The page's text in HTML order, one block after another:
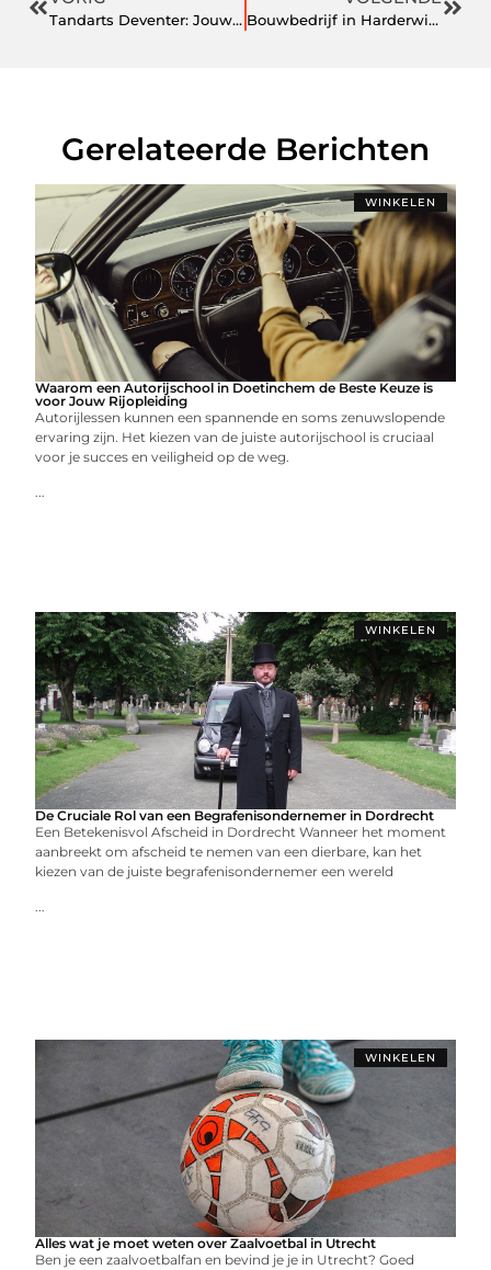
Tandarts Deventer: Jouw Sleutel tot Gezonde en Stralende Tanden Bouwbedrijf in Harderwijk: Van vakmanschap tot gemeenschap
Gerelateerde Berichten
WINKELEN
Waarom een Autorijschool in Doetinchem de Beste Keuze is
voor Jouw Rijopleiding
Autorijlessen kunnen een spannende en soms zenuwslopende
ervaring zijn. Het kiezen van de juiste autorijschool is cruciaal
voor je succes en veiligheid op de weg.
...
WINKELEN
De Cruciale Rol van een Begrafenisondernemer in Dordrecht
Een Betekenisvol Afscheid in Dordrecht Wanneer het moment
aanbreekt om afscheid te nemen van een dierbare, kan het
kiezen van de juiste begrafenisondernemer een wereld
...
WINKELEN
Alles wat je moet weten over Zaalvoetbal in Utrecht
Ben je een zaalvoetbalfan en bevind je je in Utrecht? Goed